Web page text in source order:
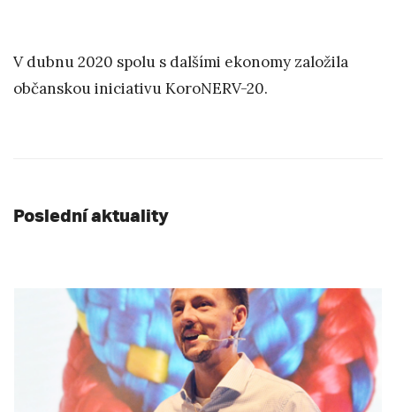
V dubnu 2020 spolu s dalšími ekonomy založila
občanskou iniciativu KoroNERV-20.
Poslední aktuality